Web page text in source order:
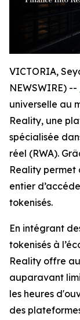
VICTORIA,
NEWSWIRE) --
universelle au
Reality, une
spécialisée
réel (RWA).
Reality permet
entier
tokenisés.
En intégrant
tokenisés à
Reality offre
auparavant
les heures
des